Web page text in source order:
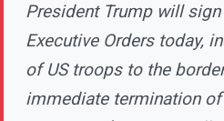
President Trump will
Executive Orders today,
of US troops to the
immediate termination of